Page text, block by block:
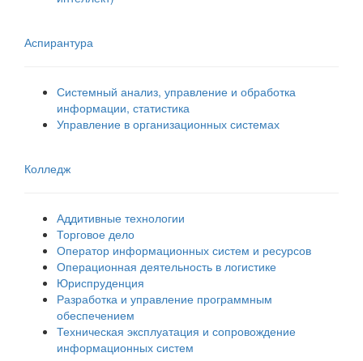
Аспирантура
Системный анализ, управление и обработка
информации, статистика
Управление в организационных системах
Колледж
Аддитивные технологии
Торговое дело
Оператор информационных систем и ресурсов
Операционная деятельность в логистике
Юриспруденция
Разработка и управление программным
обеспечением
Техническая эксплуатация и сопровождение
информационных систем